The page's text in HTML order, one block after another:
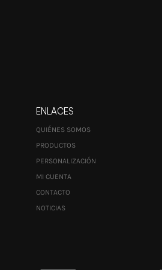
ENLACES
QUIÉNES SOMOS
PRODUCTOS
PERSONALIZACIÓN
MI CUENTA
CONTACTO
NOTICIAS